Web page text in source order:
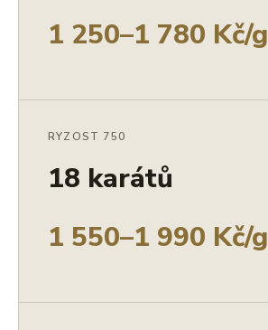
1 250–1 780 Kč/g
RYZOST 750
18 karátů
1 550–1 990 Kč/g